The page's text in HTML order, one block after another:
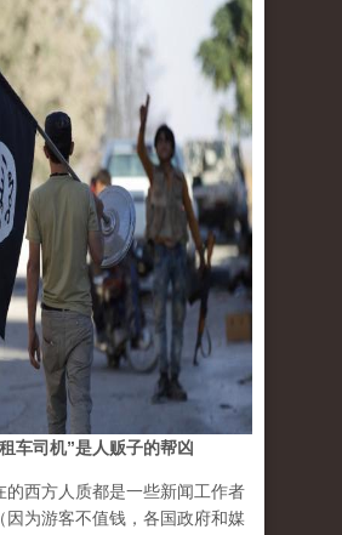
车司机”是人贩子的帮凶
的西方人质都是一些新闻工作者
因为游客不值钱，各国政府和媒